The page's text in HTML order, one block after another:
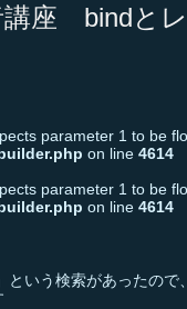
講座 bindと
parameter 1 to be
on line 4614
parameter 1 to be
on line 4614
という検索があったの